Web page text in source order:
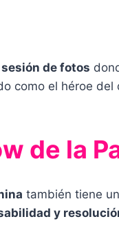
sesión de fotos
como el héroe
de la
también tiene
y